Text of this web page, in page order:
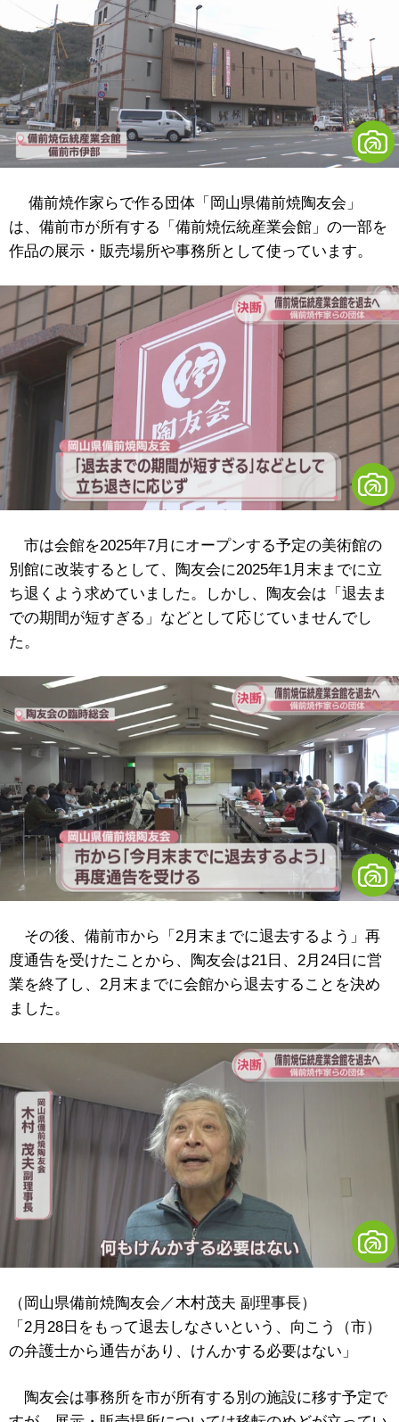
備前焼作家らで作る団体「岡山県備前焼陶友会」
は、 備前市が所有する「 備前焼伝統産業会館」の一部を
作品の展示・販売場所や事務所として使っています。
市は会館を2025年7月にオープンする予定の美術館の
別館に改装するとして、陶友会に2025年1月末までに立
ち退くよう求めていました。しかし、陶友会は「退去ま
での期間が短すぎる」などとして応じていませんでし
た。
その後、備前市から「2月末までに退去するよう」再
度通告を受けたことから、陶友会は21日、2月24日に営
業を終了し、2月末までに会館から退去することを決め
ました。
（岡山県備前焼陶友会／木村茂夫 副理事長）
「2月28日をもって退去しなさいという、向こう（市）
の弁護士から通告があり、けんかする必要はない」
陶友会は事務所を市が所有する別の施設に移す予定で